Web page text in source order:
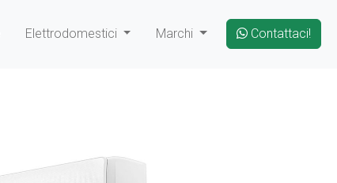
Elettrodomestici Marchi Contattaci!